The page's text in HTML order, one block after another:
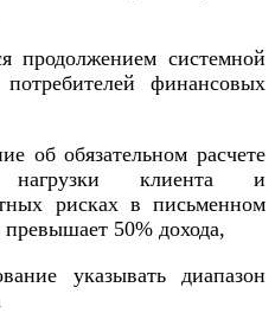
продолжением системной
финансовых
об обязательном расчете
нагрузки клиента и
рисках в письменном
превышает 50% дохода,
указывать диапазон